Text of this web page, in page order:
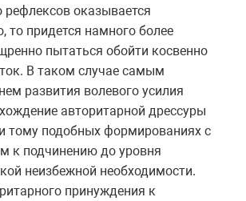
рефлексов оказывается
то придется намного более
пытаться обойти косвенно
В таком случае самым
развития волевого усилия
авторитарной дрессуры
тому подобных формированиях с
к подчинению до уровня
неизбежной необходимости.
принуждения к